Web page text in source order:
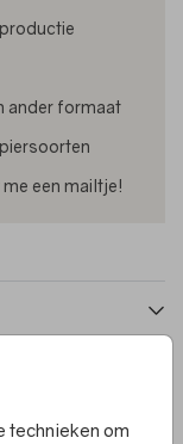
technieken om
ander formaat
een mailtje!